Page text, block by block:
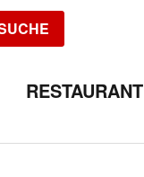
RESTAURANT